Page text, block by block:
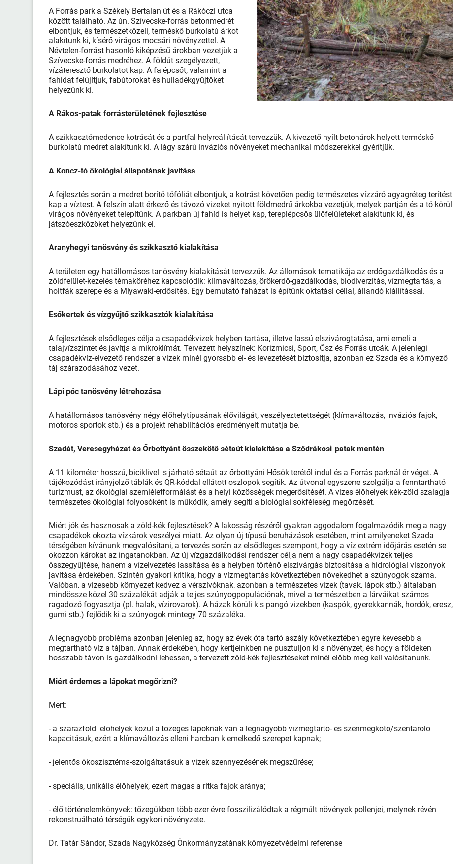
A Forrás park a Székely Bertalan út és a Rákóczi utca
között található. Az ún. Szívecske-forrás betonmedrét
elbontjuk, és természetközeli, terméskő burkolatú árkot
alakítunk ki, kísérő virágos mocsári növényzettel. A
Névtelen-forrást hasonló kiképzésű árokban vezetjük a
Szívecske-forrás medréhez. A földút szegélyezett,
vízáteresztő burkolatot kap. A falépcsőt, valamint a
fahidat felújítjuk, fabútorokat és hulladékgyűjtőket
helyezünk ki.
A Rákos-patak forrásterületének fejlesztése
A szikkasztómedence kotrását és a partfal helyreállítását tervezzük. A kivezető nyílt betonárok helyett terméskő
burkolatú medret alakítunk ki. A lágy szárú inváziós növényeket mechanikai módszerekkel gyérítjük.
A Koncz-tó ökológiai állapotának javítása
A fejlesztés során a medret borító tófóliát elbontjuk, a kotrást követően pedig természetes vízzáró agyagréteg terítést
kap a víztest. A felszín alatt érkező és távozó vizeket nyitott földmedrű árkokba vezetjük, melyek partján és a tó körül
virágos növényeket telepítünk. A parkban új fahíd is helyet kap, tereplépcsős ülőfelületeket alakítunk ki, és
játszóeszközöket helyezünk el.
Aranyhegyi tanösvény és szikkasztó kialakítása
A területen egy hatállomásos tanösvény kialakítását tervezzük. Az állomások tematikája az erdőgazdálkodás és a
zöldfelület-kezelés témaköréhez kapcsolódik: klímaváltozás, örökerdő-gazdálkodás, biodiverzitás, vízmegtartás, a
holtfák szerepe és a Miyawaki-erdősítés. Egy bemutató faházat is építünk oktatási céllal, állandó kiállítással.
Esőkertek és vízgyűjtő szikkasztók kialakítása
A fejlesztések elsődleges célja a csapadékvizek helyben tartása, illetve lassú elszivárogtatása, ami emeli a
talajvízszintet és javítja a mikroklímát. Tervezett helyszínek: Korizmicsi, Sport, Ősz és Forrás utcák. A jelenlegi
csapadékvíz-elvezető rendszer a vizek minél gyorsabb el- és levezetését biztosítja, azonban ez Szada és a környező
táj szárazodásához vezet.
Lápi póc tanösvény létrehozása
A hatállomásos tanösvény négy élőhelytípusának élővilágát, veszélyeztetettségét (klímaváltozás, inváziós fajok,
motoros sportok stb.) és a projekt rehabilitációs eredményeit mutatja be.
Szadát, Veresegyházat és Őrbottyánt összekötő sétaút kialakítása a Sződrákosi-patak mentén
A 11 kilométer hosszú, biciklivel is járható sétaút az őrbottyáni Hősök terétől indul és a Forrás parknál ér véget. A
tájékozódást irányjelző táblák és QR-kóddal ellátott oszlopok segítik. Az útvonal egyszerre szolgálja a fenntartható
turizmust, az ökológiai szemléletformálást és a helyi közösségek megerősítését. A vizes élőhelyek kék-zöld szalagja
természetes ökológiai folyosóként is működik, amely segíti a biológiai sokféleség megőrzését.
Miért jók és hasznosak a zöld-kék fejlesztések? A lakosság részéről gyakran aggodalom fogalmazódik meg a nagy
csapadékok okozta vízkárok veszélyei miatt. Az olyan új típusú beruházások esetében, mint amilyeneket Szada
térségében kívánunk megvalósítani, a tervezés során az elsődleges szempont, hogy a víz extrém időjárás esetén se
okozzon károkat az ingatanokban. Az új vízgazdálkodási rendszer célja nem a nagy csapadékvizek teljes
összegyűjtése, hanem a vízelvezetés lassítása és a helyben történő elszivárgás biztosítása a hidrológiai viszonyok
javítása érdekében. Szintén gyakori kritika, hogy a vízmegtartás következtében növekedhet a szúnyogok száma.
Valóban, a vizesebb környezet kedvez a vérszívóknak, azonban a természetes vizek (tavak, lápok stb.) általában
mindössze közel 30 százalékát adják a teljes szúnyogpopulációnak, mivel a természetben a lárváikat számos
ragadozó fogyasztja (pl. halak, vízirovarok). A házak körüli kis pangó vizekben (kaspók, gyerekkannák, hordók, eresz,
gumi stb.) fejlődik ki a szúnyogok mintegy 70 százaléka.
A legnagyobb probléma azonban jelenleg az, hogy az évek óta tartó aszály következtében egyre kevesebb a
megtartható víz a tájban. Annak érdekében, hogy kertjeinkben ne pusztuljon ki a növényzet, és hogy a földeken
hosszabb távon is gazdálkodni lehessen, a tervezett zöld-kék fejlesztéseket minél előbb meg kell valósítanunk.
Miért érdemes a lápokat megőrizni?
Mert:
- a szárazföldi élőhelyek közül a tőzeges lápoknak van a legnagyobb vízmegtartó- és szénmegkötő/széntároló
kapacitásuk, ezért a klímaváltozás elleni harcban kiemelkedő szerepet kapnak;
- jelentős ökoszisztéma-szolgáltatásuk a vizek szennyezésének megszűrése;
- speciális, unikális élőhelyek, ezért magas a ritka fajok aránya;
- élő történelemkönyvek: tőzegükben több ezer évre fosszilizálódtak a régmúlt növények pollenjei, melynek révén
rekonstruálható térségük egykori növényzete.
Dr. Tatár Sándor, Szada Nagyközség Önkormányzatának környezetvédelmi referense